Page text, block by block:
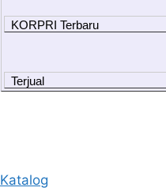
KORPRI Terbaru
Terjual
Katalog